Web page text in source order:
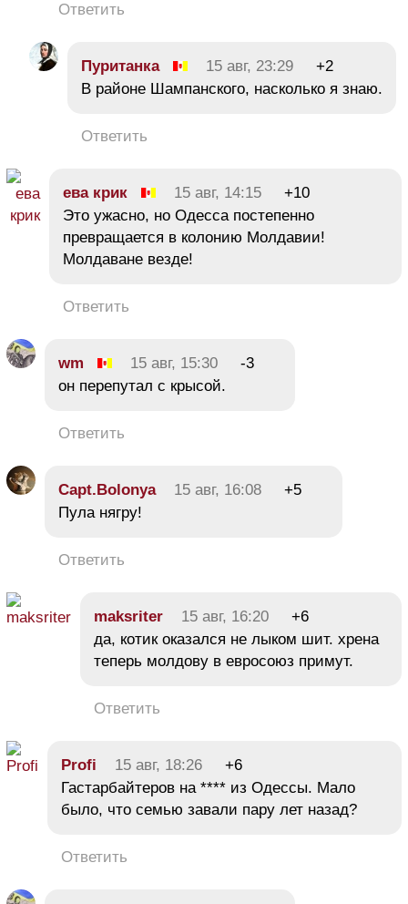
Ответить
Пуританка 15 авг, 23:29
+2
В районе Шампанского, насколько я знаю.
Ответить
ева крик 15 авг, 14:15
+10
Это ужасно, но Одесса постепенно
превращается в колонию Молдавии!
Молдаване везде!
Ответить
wm 15 авг, 15:30
-3
он перепутал с крысой.
Ответить
Capt.Bolonya 15 авг, 16:08
+5
Пула нягру!
Ответить
maksriter 15 авг, 16:20
+6
да, котик оказался не лыком шит. хрена
теперь молдову в евросоюз примут.
Ответить
Profi 15 авг, 18:26
+6
Гастарбайтеров на **** из Одессы. Мало
было, что семью завали пару лет назад?
Ответить